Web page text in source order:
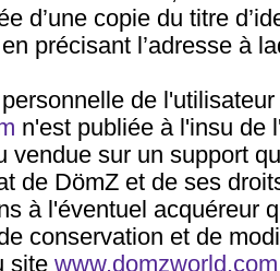
d’une copie du titre
précisant l’adresse à
de
n'est publiée à l'insu de
vendue sur un support
de DömZ et de ses
à l'éventuel acquéreur
conservation et de
site www.domzworld.com